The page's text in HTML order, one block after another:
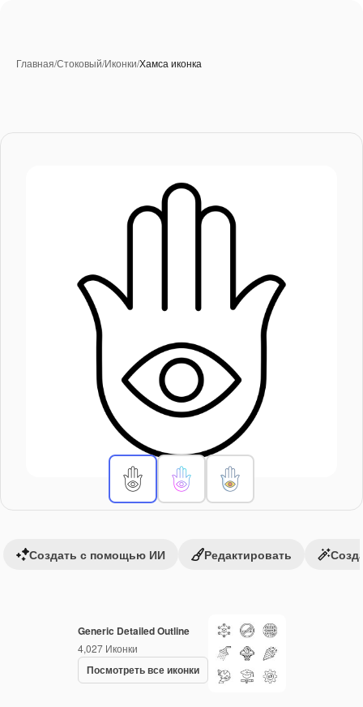
Главная/Стоковый/Иконки/Хамса иконка
Generic Detailed Outline
4,027 Иконки
Посмотреть все иконки
Создать с помощью ИИ Редактировать